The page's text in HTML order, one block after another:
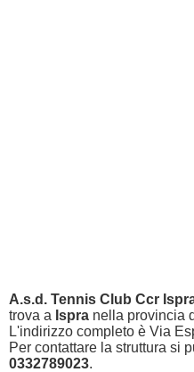
A.s.d. Tennis Club Ccr
trova a Ispra nella provincia
L'indirizzo completo è Via
Per contattare la struttura si
0332789023.